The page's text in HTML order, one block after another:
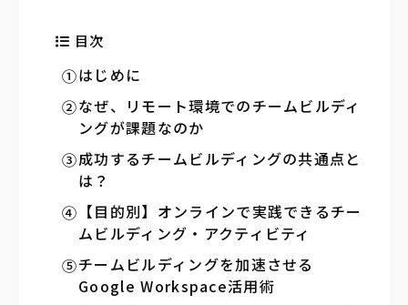
目次
はじめに
なぜ、リモート環境でのチームビルディ
ングが課題なのか
成功するチームビルディングの共通点と
は？
【目的別】オンラインで実践できるチー
ムビルディング・アクティビティ
チームビルディングを加速させる
Google Workspace活用術